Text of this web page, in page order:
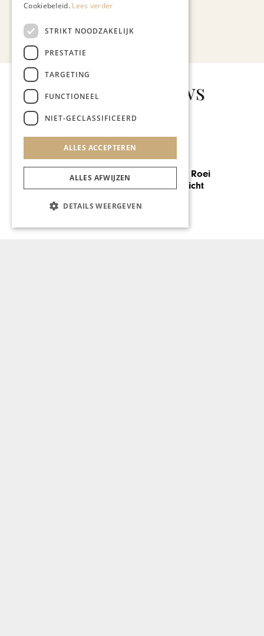
Bekijk alle artikelen
Gerelateerd nieuws
GASTRONOMIE
Eerste jaarlijkse Roei
Regatta Maastricht
Cookiebeleid. Lees verder
STRIKT NOODZAKELIJK
PRESTATIE
TARGETING
FUNCTIONEEL
NIET-GECLASSIFICEERD
ALLES ACCEPTEREN
ALLES AFWIJZEN
DETAILS WEERGEVEN